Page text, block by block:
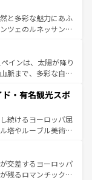
と多彩な魅力にあふ
ツェのルネッサンス
アマルフィ海岸の絶
の合間には、本場の
理を堪能することも
い旅をしてみよう！
インは、太陽が降り
脈まで、多彩な自然
ラメンコ、熱気あふ
活の一部となってい
気や、バルセロナの
代ローマ遺跡や中世
るスペインはその個
する。 なお、新着のスペイン情報は コ
・有名観光スポ
続けるヨーロッパ屈
塔やルーブル美術館
な宮殿、歴史的な大
然が、訪れる者を心
の国としても知ら
交差するヨーロッパ
残るロマンチック街